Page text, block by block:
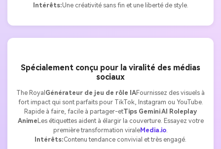
Intérêts:Une créativité sans fin et une liberté de style.
Spécialement conçu pour la viralité des médias
sociaux
The Royal Générateur de jeu de rôle IAFournissez des visuels à
fort impact qui sont parfaits pour TikTok, Instagram ou YouTube.
Rapide à faire, facile à partager-etTips Gemini AI Roleplay
Anime Les étiquettes aident à élargir la couverture. Essayez votre
première transformation viraleMedia.io.
Intérêts:Contenu tendance convivial et très engagé.